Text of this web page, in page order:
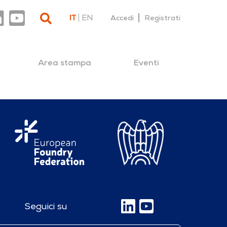
IT EN Accedi Registrati
Area stampa Eventi
Seguici su